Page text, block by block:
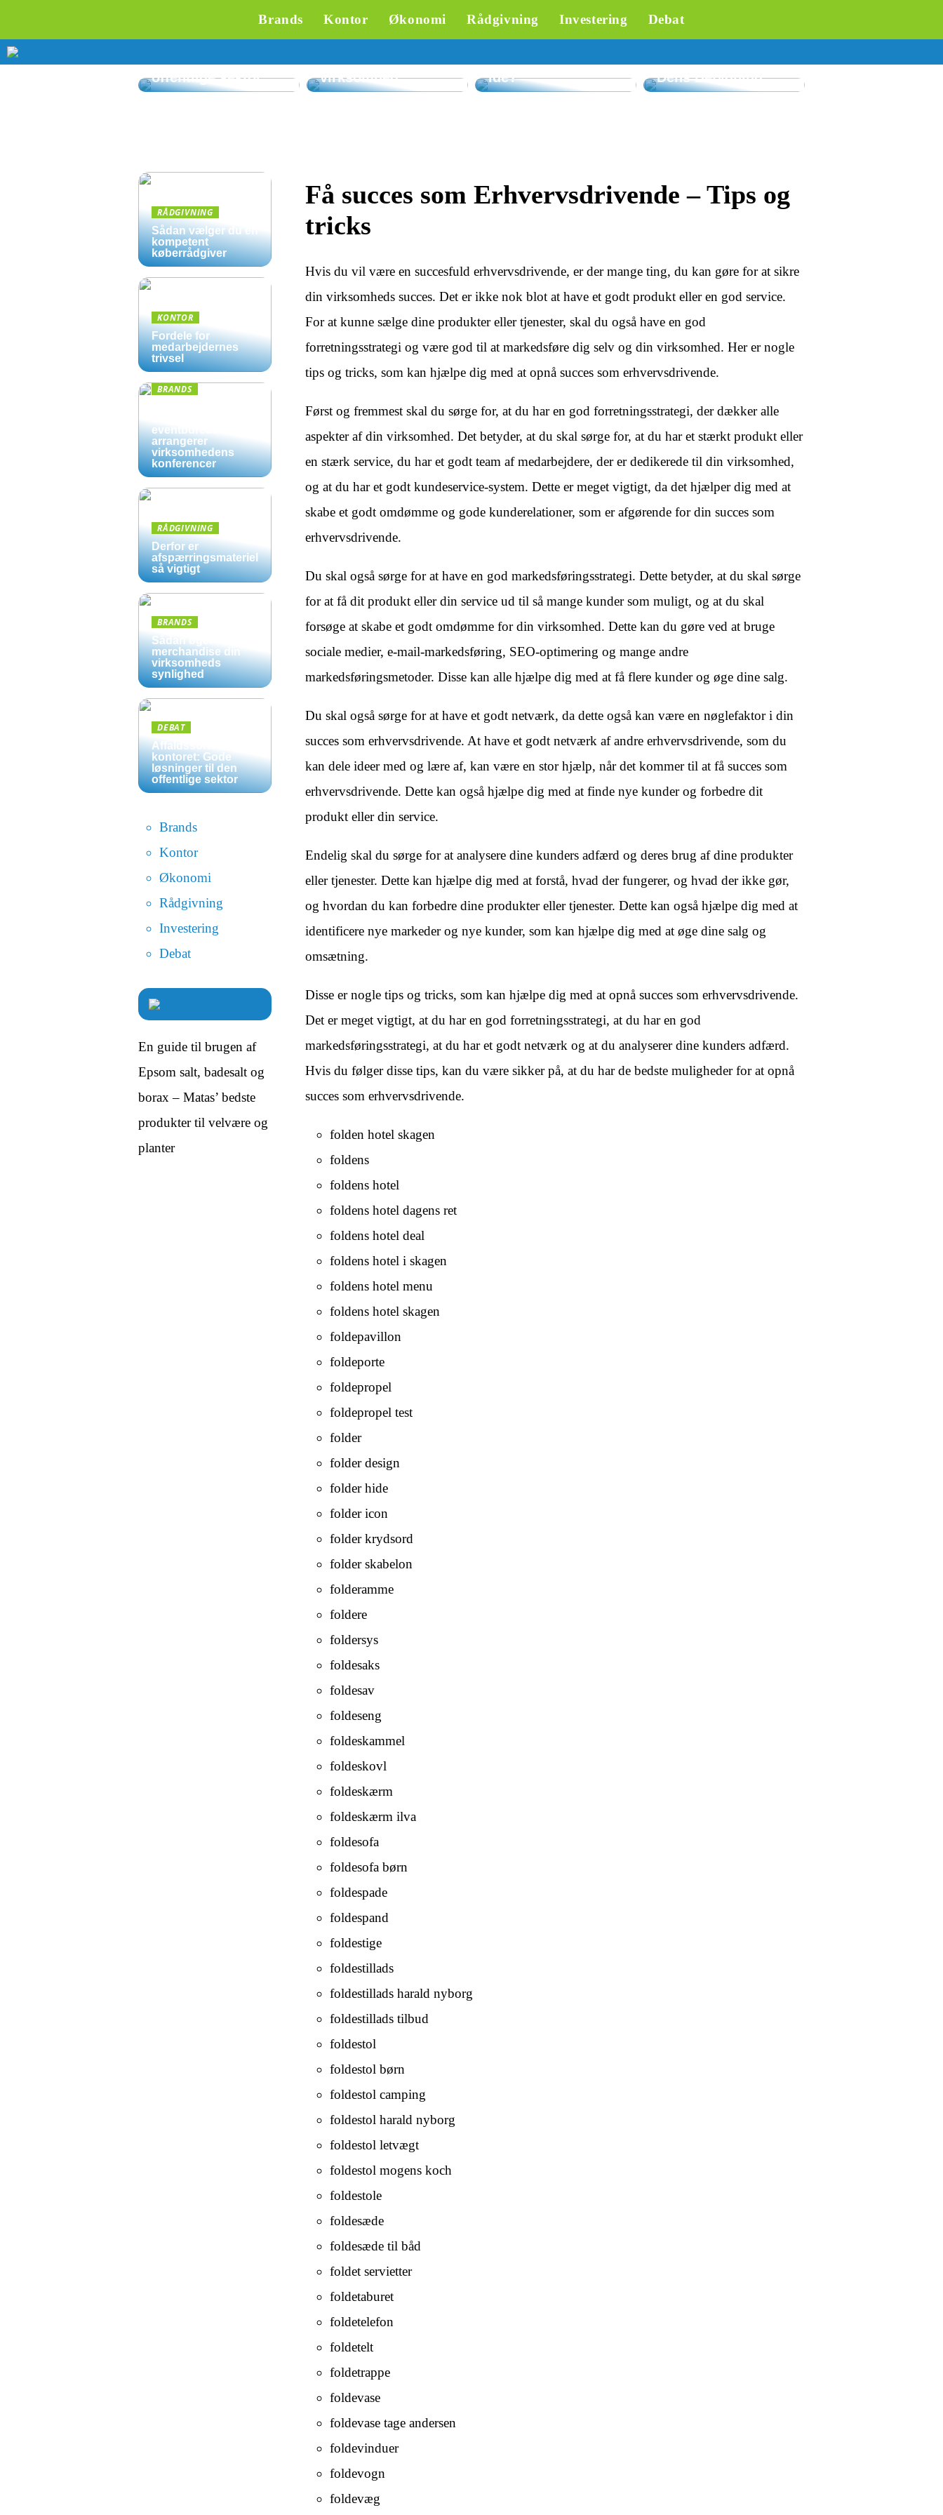
Brands Kontor Økonomi Rådgivning Investering Debat
løsninger til den
offentlige sektor
rådgivning om
ressource for din
virksomhed
restauranter en god
idé?
Flowmåling og
Dens Betydning
Få succes som Erhvervsdrivende – Tips og
tricks
Hvis du vil være en succesfuld erhvervsdrivende, er der mange ting, du kan gøre for at sikre
din virksomheds succes. Det er ikke nok blot at have et godt produkt eller en god service.
For at kunne sælge dine produkter eller tjenester, skal du også have en god
forretningsstrategi og være god til at markedsføre dig selv og din virksomhed. Her er nogle
tips og tricks, som kan hjælpe dig med at opnå succes som erhvervsdrivende.
Først og fremmest skal du sørge for, at du har en god forretningsstrategi, der dækker alle
aspekter af din virksomhed. Det betyder, at du skal sørge for, at du har et stærkt produkt eller
en stærk service, du har et godt team af medarbejdere, der er dedikerede til din virksomhed,
og at du har et godt kundeservice-system. Dette er meget vigtigt, da det hjælper dig med at
skabe et godt omdømme og gode kunderelationer, som er afgørende for din succes som
erhvervsdrivende.
Du skal også sørge for at have en god markedsføringsstrategi. Dette betyder, at du skal sørge
for at få dit produkt eller din service ud til så mange kunder som muligt, og at du skal
forsøge at skabe et godt omdømme for din virksomhed. Dette kan du gøre ved at bruge
sociale medier, e-mail-markedsføring, SEO-optimering og mange andre
markedsføringsmetoder. Disse kan alle hjælpe dig med at få flere kunder og øge dine salg.
Du skal også sørge for at have et godt netværk, da dette også kan være en nøglefaktor i din
succes som erhvervsdrivende. At have et godt netværk af andre erhvervsdrivende, som du
kan dele ideer med og lære af, kan være en stor hjælp, når det kommer til at få succes som
erhvervsdrivende. Dette kan også hjælpe dig med at finde nye kunder og forbedre dit
produkt eller din service.
Endelig skal du sørge for at analysere dine kunders adfærd og deres brug af dine produkter
eller tjenester. Dette kan hjælpe dig med at forstå, hvad der fungerer, og hvad der ikke gør,
og hvordan du kan forbedre dine produkter eller tjenester. Dette kan også hjælpe dig med at
identificere nye markeder og nye kunder, som kan hjælpe dig med at øge dine salg og
omsætning.
Disse er nogle tips og tricks, som kan hjælpe dig med at opnå succes som erhvervsdrivende.
Det er meget vigtigt, at du har en god forretningsstrategi, at du har en god
markedsføringsstrategi, at du har et godt netværk og at du analyserer dine kunders adfærd.
Hvis du følger disse tips, kan du være sikker på, at du har de bedste muligheder for at opnå
succes som erhvervsdrivende.
folden hotel skagen
foldens
foldens hotel
foldens hotel dagens ret
foldens hotel deal
foldens hotel i skagen
foldens hotel menu
foldens hotel skagen
foldepavillon
foldeporte
foldepropel
foldepropel test
folder
folder design
folder hide
folder icon
folder krydsord
folder skabelon
folderamme
foldere
foldersys
foldesaks
foldesav
foldeseng
foldeskammel
foldeskovl
foldeskærm
foldeskærm ilva
foldesofa
foldesofa børn
foldespade
foldespand
foldestige
foldestillads
foldestillads harald nyborg
foldestillads tilbud
foldestol
foldestol børn
foldestol camping
foldestol harald nyborg
foldestol letvægt
foldestol mogens koch
foldestole
foldesæde
foldesæde til båd
foldet servietter
foldetaburet
foldetelefon
foldetelt
foldetrappe
foldevase
foldevase tage andersen
foldevinduer
foldevogn
foldevæg
RÅDGIVNING
Sådan vælger du en
kompetent
køberrådgiver
KONTOR
Fordele for
medarbejdernes
trivsel
BRANDS
eventbureau
arrangerer
virksomhedens
konferencer
RÅDGIVNING
Derfor er
afspærringsmateriel
så vigtigt
BRANDS
Sådan øger
merchandise din
virksomheds
synlighed
DEBAT
Affaldssortering på
kontoret: Gode
løsninger til den
offentlige sektor
Brands
Kontor
Økonomi
Rådgivning
Investering
Debat
En guide til brugen af
Epsom salt, badesalt og
borax – Matas’ bedste
produkter til velvære og
planter